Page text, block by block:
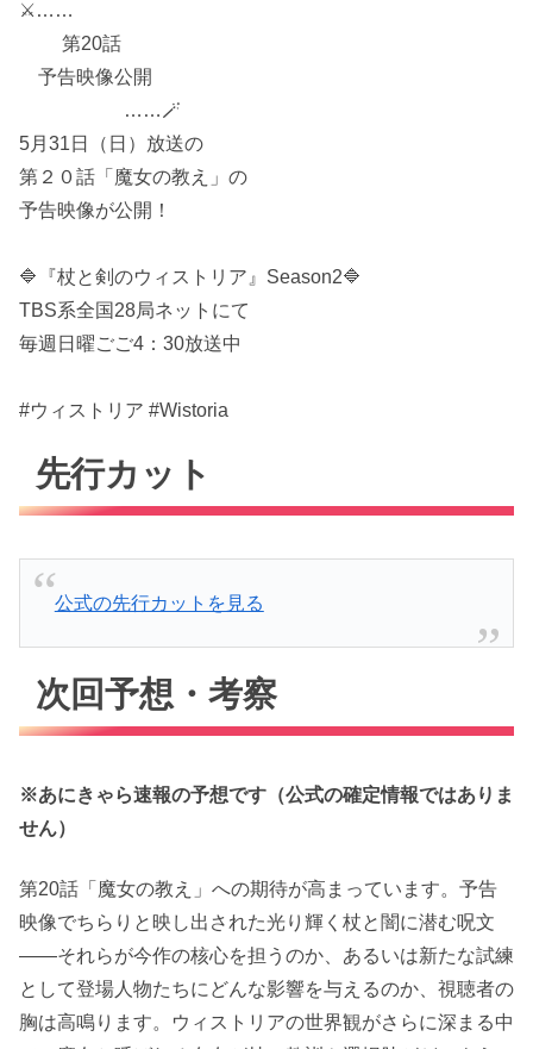
⚔……
第20話
予告映像公開
……🪄
5月31日（日）放送の
第２０話「魔女の教え」の
予告映像が公開！
🔷『杖と剣のウィストリア』Season2🔷
TBS系全国28局ネットにて
毎週日曜ごご4：30放送中
#ウィストリア #Wistoria
先行カット
公式の先行カットを見る
次回予想・考察
※あにきゃら速報の予想です（公式の確定情報ではありま
せん）
第20話「魔女の教え」への期待が高まっています。予告
映像でちらりと映し出された光り輝く杖と闇に潜む呪文
――それらが今作の核心を担うのか、あるいは新たな試練
として登場人物たちにどんな影響を与えるのか、視聴者の
胸は高鳴ります。ウィストリアの世界観がさらに深まる中